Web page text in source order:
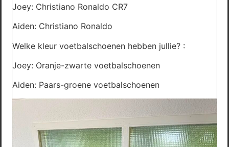
Joey: Christiano Ronaldo CR7
Aiden: Christiano Ronaldo
Welke kleur voetbalschoenen hebben jullie? :
Joey: Oranje-zwarte voetbalschoenen
Aiden: Paars-groene voetbalschoenen